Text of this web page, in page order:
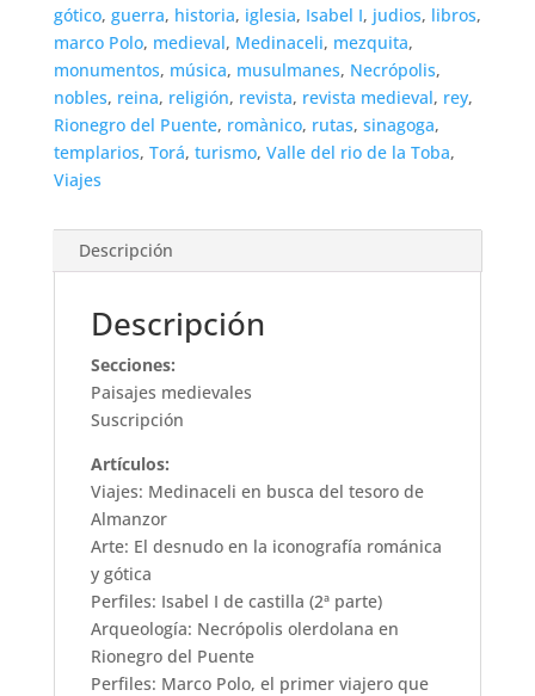
gótico, guerra, historia, iglesia, Isabel I, judios, libros,
marco Polo, medieval, Medinaceli, mezquita,
monumentos, música, musulmanes, Necrópolis,
nobles, reina, religión, revista, revista medieval, rey,
Rionegro del Puente, romànico, rutas, sinagoga,
templarios, Torá, turismo, Valle del rio de la Toba,
Viajes
Descripción
Descripción
Secciones:
Paisajes medievales
Suscripción
Artículos:
Viajes: Medinaceli en busca del tesoro de
Almanzor
Arte: El desnudo en la iconografía románica
y gótica
Perfiles: Isabel I de castilla (2ª parte)
Arqueología: Necrópolis olerdolana en
Rionegro del Puente
Perfiles: Marco Polo, el primer viajero que